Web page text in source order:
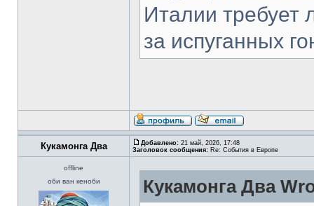
Италии требует
за испуганных
Кукамонга Два Добавлено: 21 май, 2026, 17:48
Заголовок сообщения: Re: События в Европе
offline
оби ван кеноби
Кукамонга Два